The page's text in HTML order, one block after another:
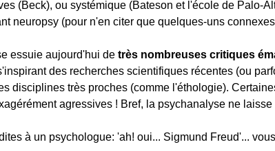
(Beck), ou systémique (Bateson et l'école de Palo-
neuropsy (pour n'en citer que quelques-uns
essuie aujourd'hui de très nombreuses critiques
des recherches scientifiques récentes (ou
disciplines très proches (comme l'éthologie).
agressives ! Bref, la psychanalyse ne laisse
à un psychologue: 'ah! oui... Sigmund Freud'...